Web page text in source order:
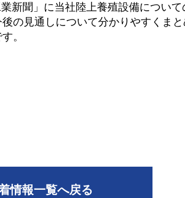
新聞」に当社陸上養殖設備につい
の見通しについて分かりやすくま
。
情報一覧へ戻る